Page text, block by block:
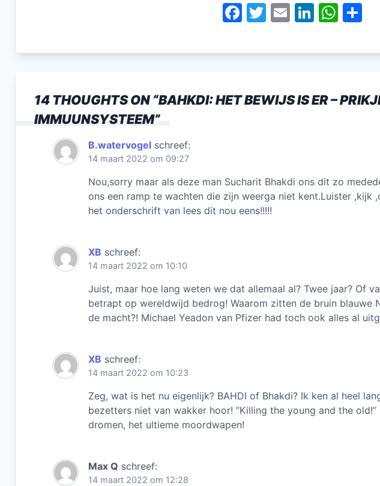
F
c
b
o
T
itt
E
ai
Li
k
dI
n
W
at
A
p
e
14 THOUGHTS ON “BAHKDI: HET BEWIJS IS ER –
IMMUUNSYSTEEM”
B.watervogel schreef:
14 maart 2022 om 09:27
Nou,sorry maar als deze man Sucharit Bhakdi ons dit zo
ons een ramp te wachten die zijn weerga niet kent.Luister ,kijk
het onderschrift van lees dit nou eens!!!!!
XB schreef:
14 maart 2022 om 10:10
Juist, maar hoe lang weten we dat allemaal al? Twee jaar? Of
betrapt op wereldwijd bedrog! Waarom zitten de bruin blauwe
de macht?! Michael Yeadon van Pfizer had toch ook alles al
XB schreef:
14 maart 2022 om 10:23
Zeg, wat is het nu eigenlijk? BAHDI of Bhakdi? Ik ken al heel
bezetters niet van wakker hoor! ”Killing the young and the
dromen, het ultieme moordwapen!
Max Q schreef:
14 maart 2022 om 12:28